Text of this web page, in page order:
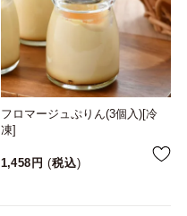
フロマージュぷりん(3個入)[冷
凍]
1,458 税込